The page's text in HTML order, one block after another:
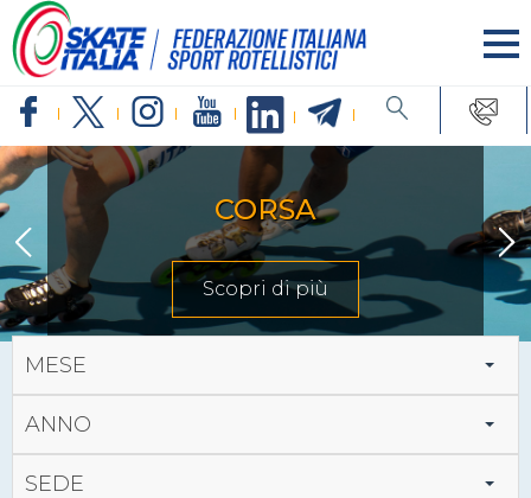
CORSA
Scopri di più
MESE
ANNO
SEDE